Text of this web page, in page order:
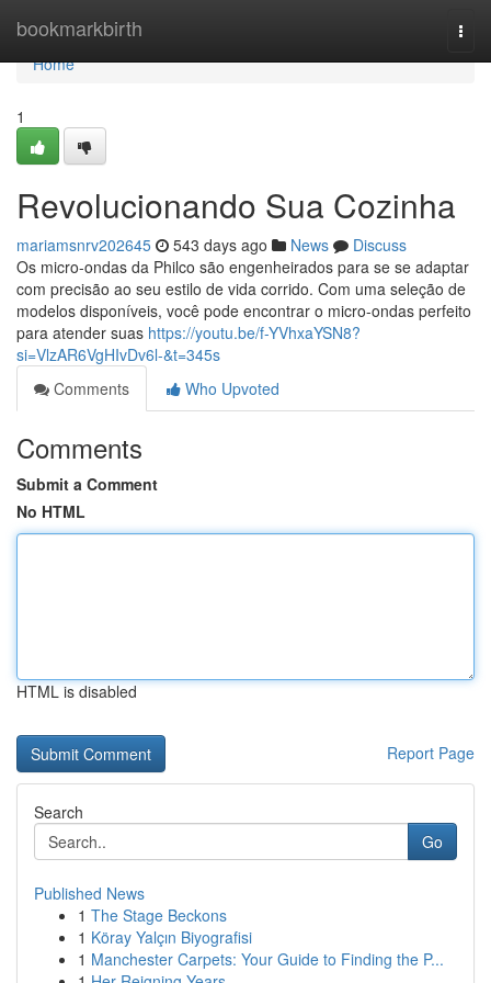
bookmarkbirth
Home
Home
1
Revolucionando Sua Cozinha
mariamsnrv202645 543 days ago News
Discuss
Os micro-ondas da Philco são engenheirados para se se adaptar
com precisão ao seu estilo de vida corrido. Com uma seleção de
modelos disponíveis, você pode encontrar o micro-ondas perfeito
para atender suas https://youtu.be/f-YVhxaYSN8?
si=VlzAR6VgHIvDv6l-&t=345s
Comments
Who Upvoted
Comments
Submit a Comment
No HTML
HTML is disabled
Report Page
Search
Go
Published News
1 The Stage Beckons
1 Köray Yalçın Biyografisi
1 Manchester Carpets: Your Guide to Finding the P...